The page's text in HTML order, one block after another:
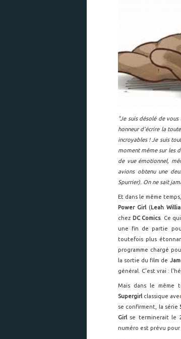
"Je suis désolé de
honneur d'écrire la
incroyables ! Je suis
moment même sur les
de vue émotionnel,
avions obtenu une
Spurrier). On ne sait
Et dans le même
Power Girl(Leah
chez DC Comics. Ce
une fin de partie
toutefois plus
programme chargé
la sortie du film de
général. C'est vrai :
Mais dans le même
Supergirl classique
se confirment, la série
Girl se terminerait le
numéro est prévu pour